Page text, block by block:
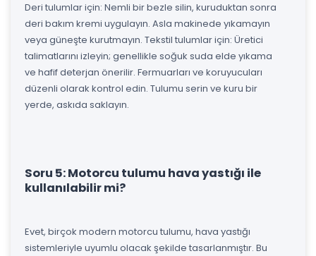
Deri tulumlar için: Nemli bir bezle silin, kuruduktan sonra
deri bakım kremi uygulayın. Asla makinede yıkamayın
veya güneşte kurutmayın. Tekstil tulumlar için: Üretici
talimatlarını izleyin; genellikle soğuk suda elde yıkama
ve hafif deterjan önerilir. Fermuarları ve koruyucuları
düzenli olarak kontrol edin. Tulumu serin ve kuru bir
yerde, askıda saklayın.
Soru 5: Motorcu tulumu hava yastığı ile
kullanılabilir mi?
Evet, birçok modern motorcu tulumu, hava yastığı
sistemleriyle uyumlu olacak şekilde tasarlanmıştır. Bu